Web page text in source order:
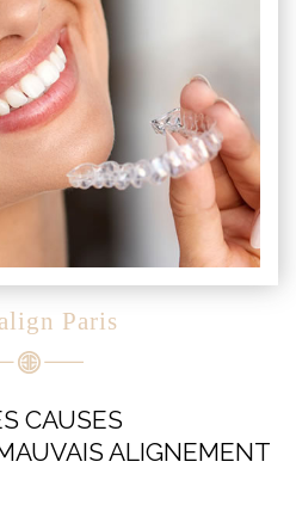
Paris
CAUSES
ALIGNEMENT